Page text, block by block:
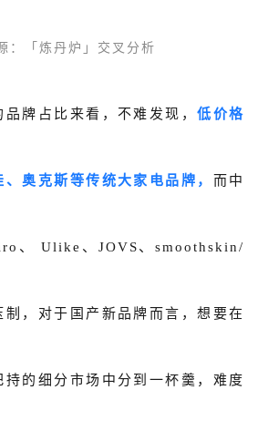
： 「炼丹炉」 交叉分析
品牌占比来看，不难发现，低价格
奥克斯等传统大家电品牌， 而中
、 Ulike、JOVS、smoothskin/
，对于国产新品牌而言，想要在
的细分市场中分到一杯羹，难度